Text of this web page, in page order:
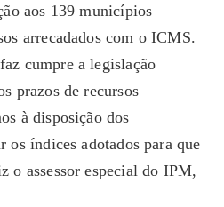
aos 139 municípios
arrecadados com o ICMS.
cumpre a legislação
prazos de recursos
à disposição dos
índices adotados para que
o assessor especial do IPM,